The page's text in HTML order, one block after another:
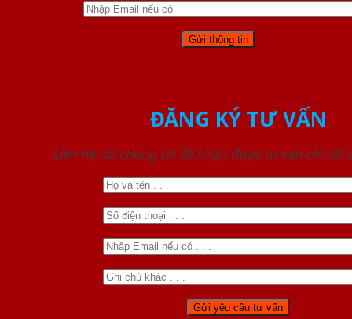
ĐĂNG KÝ TƯ VẤN
Liên hệ với chúng tôi để nhận được tư vấn chi tiết